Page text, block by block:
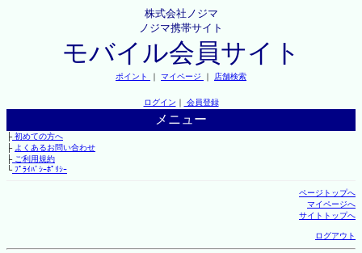
株式会社ノジマ
ノジマ携帯サイト
モバイル会員サイト
ポイント ｜ マイページ ｜ 店舗検索
ログイン ｜ 会員登録
メニュー
├初めての方へ
├ よくあるお問い合わせ
├ご利用規約
└ﾌﾟﾗｲﾊﾞｼｰﾎﾟﾘｼｰ
ページトップへ
マイページへ
サイトトップへ
ログアウト